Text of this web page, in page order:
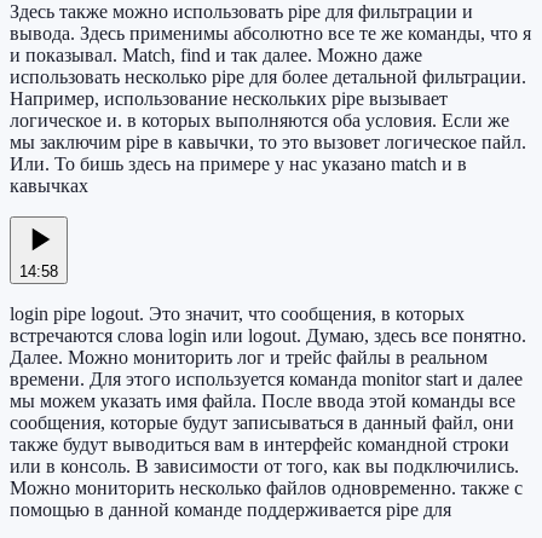
Здесь также можно использовать pipe для фильтрации и
вывода. Здесь применимы абсолютно все те же команды, что я
и показывал. Match, find и так далее. Можно даже
использовать несколько pipe для более детальной фильтрации.
Например, использование нескольких pipe вызывает
логическое и. в которых выполняются оба условия. Если же
мы заключим pipe в кавычки, то это вызовет логическое пайл.
Или. То бишь здесь на примере у нас указано match и в
кавычках
14:58
login pipe logout. Это значит, что сообщения, в которых
встречаются слова login или logout. Думаю, здесь все понятно.
Далее. Можно мониторить лог и трейс файлы в реальном
времени. Для этого используется команда monitor start и далее
мы можем указать имя файла. После ввода этой команды все
сообщения, которые будут записываться в данный файл, они
также будут выводиться вам в интерфейс командной строки
или в консоль. В зависимости от того, как вы подключились.
Можно мониторить несколько файлов одновременно. также с
помощью в данной команде поддерживается pipe для